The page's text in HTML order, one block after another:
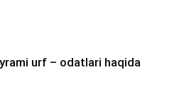
urf – odatlari haqida